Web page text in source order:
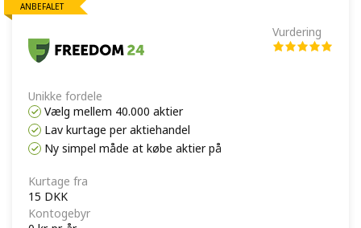
Vurdering
Unikke fordele
Vælg mellem 40.000 aktier
Lav kurtage per aktiehandel
Ny simpel måde at købe aktier på
Kurtage fra
15 DKK
Kontogebyr
ANBEFALET